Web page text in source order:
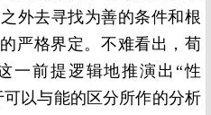
外去寻找为善的条件和根
严格界定。不难看出，荀
一前提逻辑地推演出“性
以与能的区分所作的分析